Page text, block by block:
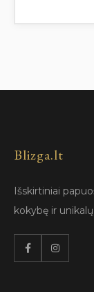
Blizga.lt
Išskirtiniai
kokybę ir